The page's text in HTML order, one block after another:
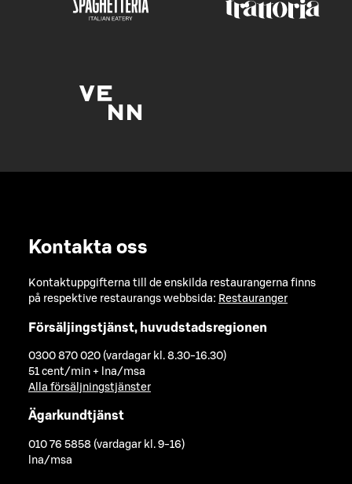
Kontakta oss
Kontaktuppgifterna till de enskilda restaurangerna finns
på respektive restaurangs webbsida: Restauranger
Försäljingstjänst, huvudstadsregionen
0300 870 020 (vardagar kl. 8.30-16.30)
51 cent/min + lna/msa
Alla försäljningstjänster
Ägarkundtjänst
010 76 5858 (vardagar kl. 9-16)
lna/msa